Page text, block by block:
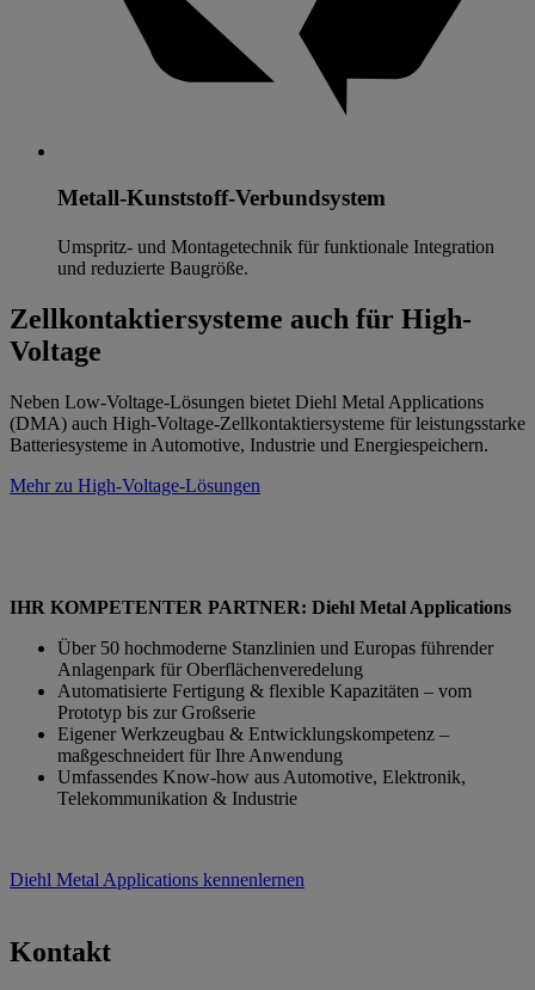
Metall-Kunststoff-Verbundsystem
Umspritz- und Montagetechnik für funktionale Integration
und reduzierte Baugröße.
Zellkontaktiersysteme auch für High-
Voltage
Neben Low-Voltage-Lösungen bietet Diehl Metal Applications
(DMA) auch High-Voltage-Zellkontaktiersysteme für leistungsstarke
Batteriesysteme in Automotive, Industrie und Energiespeichern.
Mehr zu High-Voltage-Lösungen
IHR KOMPETENTER PARTNER: Diehl Metal Applications
Über 50 hochmoderne Stanzlinien und Europas führender
Anlagenpark für Oberflächenveredelung
Automatisierte Fertigung & flexible Kapazitäten – vom
Prototyp bis zur Großserie
Eigener Werkzeugbau & Entwicklungskompetenz –
maßgeschneidert für Ihre Anwendung
Umfassendes Know-how aus Automotive, Elektronik,
Telekommunikation & Industrie
Diehl Metal Applications kennenlernen
Kontakt